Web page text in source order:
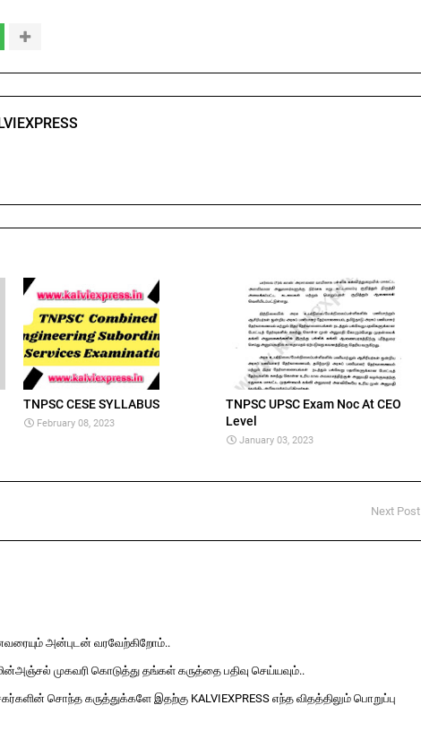
TNPSC CESE SYLLABUS
February 08, 2023
TNPSC UPSC Exam Noc At CEO
Level
January 03, 2023
Next Post
அன்புடன் வரவேற்கிறோம்..
முகவரி கொடுத்து தங்கள் கருத்தை பதிவு செய்யவும்..
சொந்த கருத்துக்களே இதற்கு KALVIEXPRESS எந்த விதத்திலும் பொறுப்பு